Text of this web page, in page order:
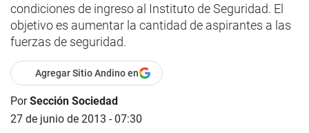
condiciones de ingreso al Instituto de Seguridad. El
objetivo es aumentar la cantidad de aspirantes a las
fuerzas de seguridad.
Agregar Sitio Andino en
PorSección Sociedad
27 de junio de 2013 - 07:30